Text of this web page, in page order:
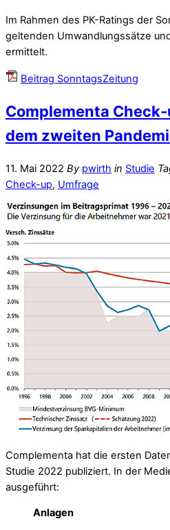
Im Rahmen des PK-Ratings der
geltenden Umwandlungssätze
ermittelt.
Beitrag SonntagsZeitung
Complementa
dem zweiten
11. Mai 2022 By pwirth in Studie
Check-up, Umfrage
Complementa hat die ersten
Studie 2022 publiziert. In der
ausgeführt:
Anlagen